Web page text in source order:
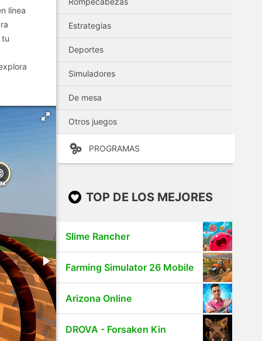
línea
tu
Estrategias
Deportes
Simuladores
De mesa
Otros juegos
PROGRAMAS
TOP DE LOS MEJORES
Slime Rancher
Farming Simulator 26 Mobile
Arizona Online
DROVA - Forsaken Kin